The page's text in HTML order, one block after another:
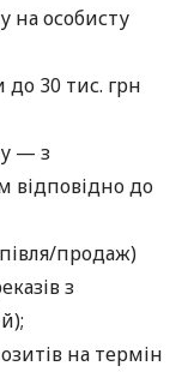
на особисту
до 30 тис. грн
— з
відповідно до
продаж)
з
на термін